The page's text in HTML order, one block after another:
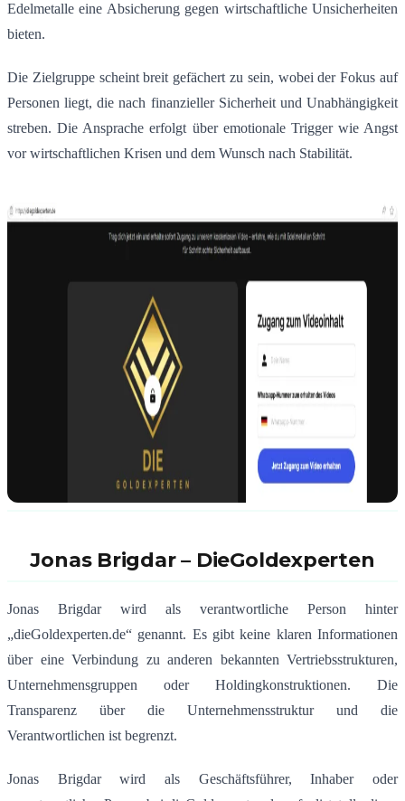
Edelmetalle eine Absicherung gegen wirtschaftliche Unsicherheiten
bieten.
Die Zielgruppe scheint breit gefächert zu sein, wobei der Fokus auf
Personen liegt, die nach finanzieller Sicherheit und Unabhängigkeit
streben. Die Ansprache erfolgt über emotionale Trigger wie Angst
vor wirtschaftlichen Krisen und dem Wunsch nach Stabilität.
Jonas Brigdar – DieGoldexperten
Jonas Brigdar wird als verantwortliche Person hinter
„dieGoldexperten.de“ genannt. Es gibt keine klaren Informationen
über eine Verbindung zu anderen bekannten Vertriebsstrukturen,
Unternehmensgruppen oder Holdingkonstruktionen.
Die
Transparenz über die Unternehmensstruktur und die
Verantwortlichen ist begrenzt.
Jonas Brigdar wird als Geschäftsführer, Inhaber oder